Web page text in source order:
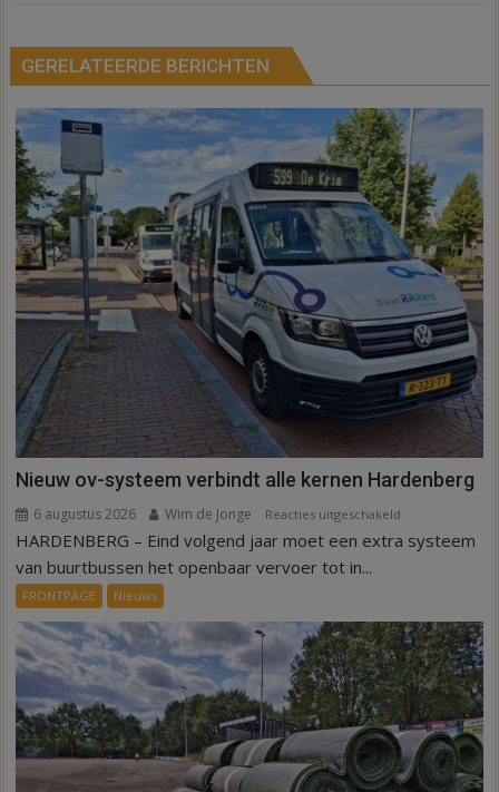
GERELATEERDE BERICHTEN
Nieuw ov-systeem verbindt alle kernen Hardenberg
6 augustus 2026 Wim de Jonge Reacties uitgeschakeld
Nieuw
alle
kernen
Hardenberg
HARDENBERG – Eind volgend jaar moet een extra systeem
van buurtbussen het openbaar vervoer tot in...
FRONTPAGE Nieuws